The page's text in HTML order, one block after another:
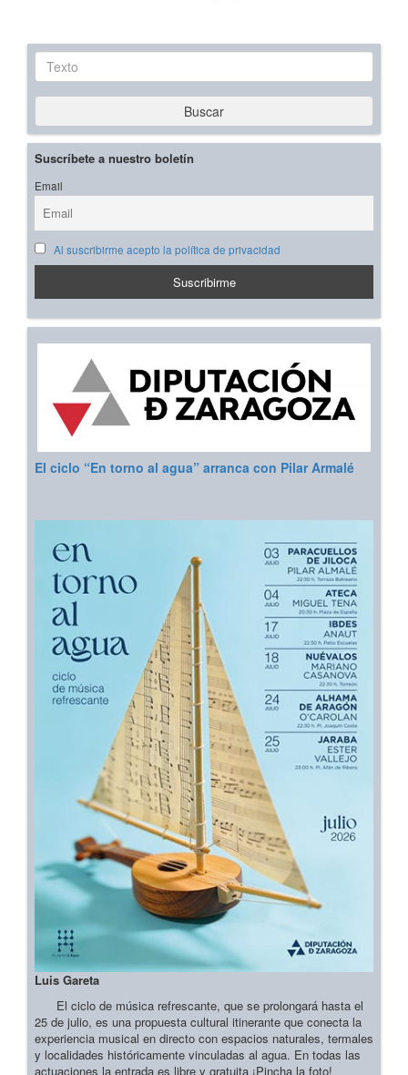
Texto
Buscar
Suscríbete a nuestro boletín
Email
Al suscribirme acepto la política de privacidad
El ciclo “En torno al agua” arranca con Pilar Armalé
Luis Gareta
El ciclo de música refrescante, que se prolongará hasta el
25 de julio, es una propuesta cultural itinerante que conecta la
experiencia musical en directo con espacios naturales, termales
y localidades históricamente vinculadas al agua. En todas las
actuaciones la entrada es libre y gratuita ¡Pincha la foto!